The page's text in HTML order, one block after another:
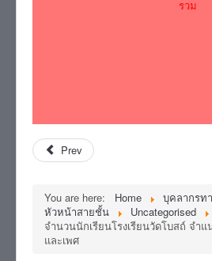
รวม
Prev
You are here: Home
บุคลากรท
หัวหน้าสายชั้น
Uncategorised
จำนวนนักเรียนโรงเรียนวัดโบสถ์ จำ
และเพศ